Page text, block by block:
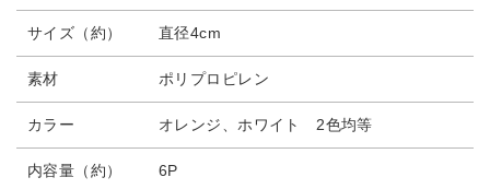
サイズ（約） 直径4cm
素材 ポリプロピレン
カラー オレンジ、ホワイト 2色均等
内容量（約） 6P